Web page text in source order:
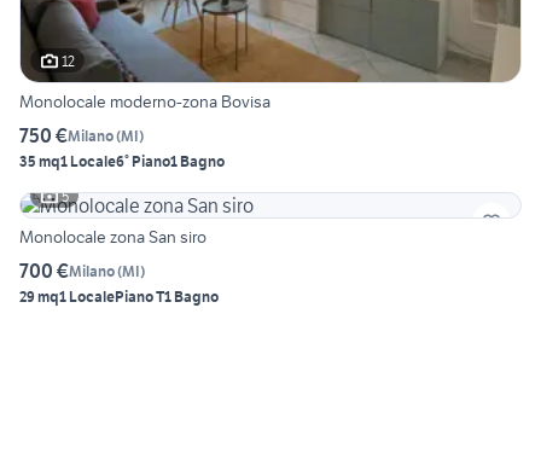
12
Monolocale moderno-zona Bovisa
750 €Milano(MI)
35 mq1 Locale6° Piano1 Bagno
5
Monolocale zona San siro
700 €Milano(MI)
29 mq1 LocalePiano T1 Bagno